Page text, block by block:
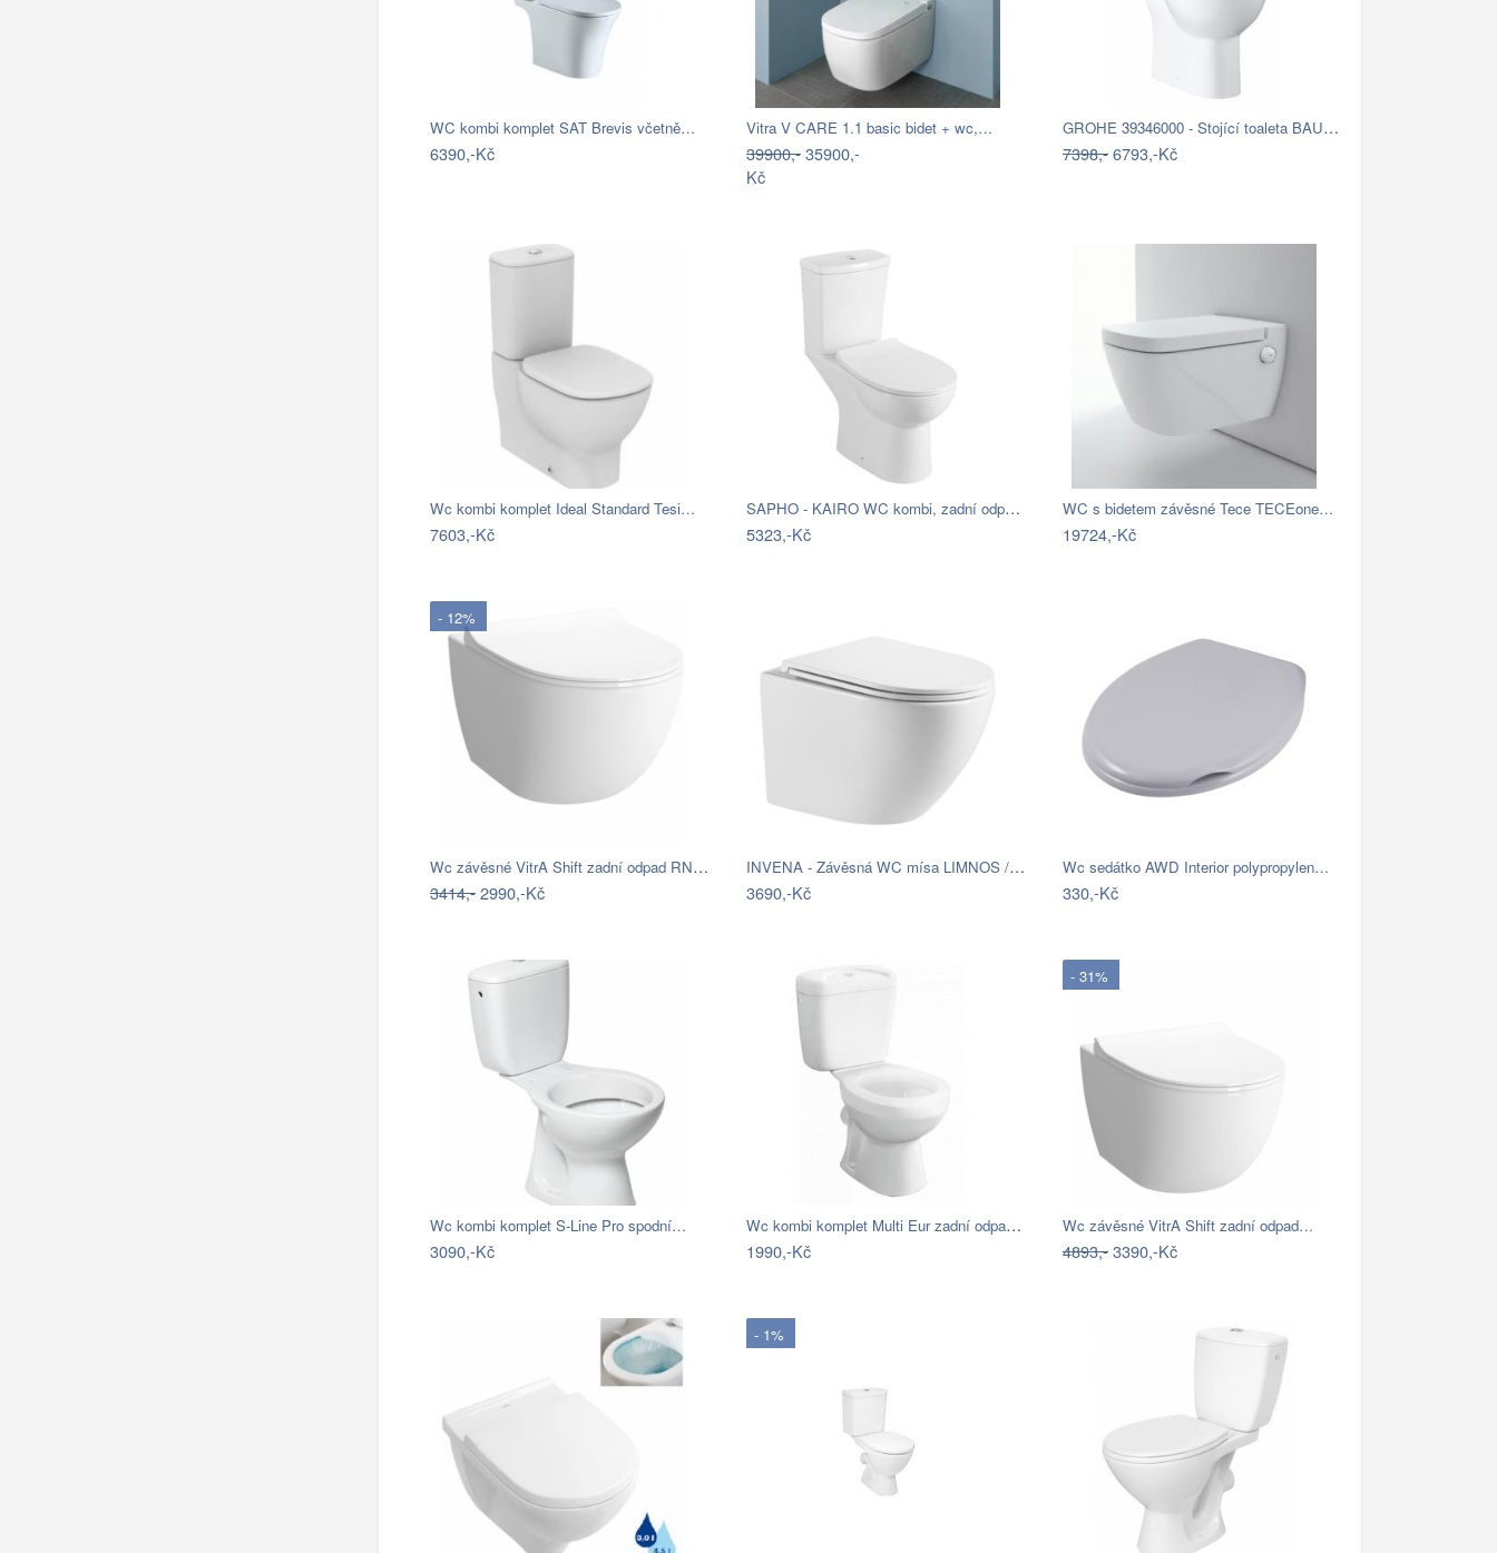
WC kombi komplet SAT Brevis včetně…
6390,-Kč
Vitra V CARE 1.1 basic bidet + wc,…
39900,-35900,-
Kč
GROHE 39346000 - Stojící toaleta BAU s…
7398,-6793,-Kč
Wc kombi komplet Ideal Standard Tesi…
7603,-Kč
SAPHO - KAIRO WC kombi, zadní odpad,…
5323,-Kč
WC s bidetem závěsné Tece TECEone…
19724,-Kč
- 12%
Wc závěsné VitrA Shift zadní odpad RN010
3414,-2990,-Kč
INVENA - Závěsná WC mísa LIMNOS /VÍROVÉ…
3690,-Kč
Wc sedátko AWD Interior polypropylen…
330,-Kč
Wc kombi komplet S-Line Pro spodní…
3090,-Kč
Wc kombi komplet Multi Eur zadní odpad…
1990,-Kč
- 31%
Wc závěsné VitrA Shift zadní odpad…
4893,-3390,-Kč
- 1%